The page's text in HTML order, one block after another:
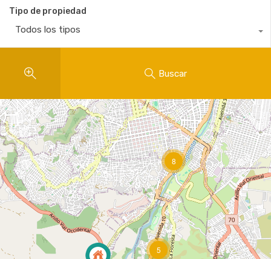
Tipo de propiedad
Todos los tipos
Buscar
5
8